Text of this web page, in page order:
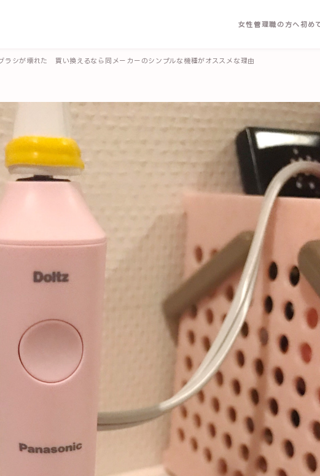
女性管理職の方へ初め
ラシが壊れた 買い換えるなら同メーカーのシンプルな機種がオススメな理由